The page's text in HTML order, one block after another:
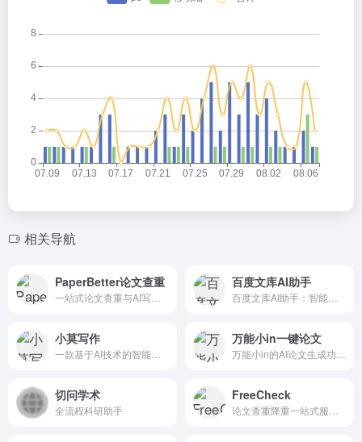
相关导航
PaperBetter论文查重 百度文库AI助手
小莫写作 万能小in一键论文
切问学术
全流程科研助手
FreeCheck